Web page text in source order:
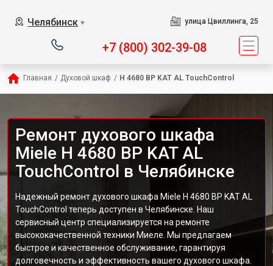
Челябинск ▼ улица Цвиллинга, 25
+7 (800) 302-39-08
Главная / Духовой шкаф / H 4680 BP KAT AL TouchControl
Ремонт духового шкафа
Miele H 4680 BP KAT AL
TouchControl в Челябинске
Надежный ремонт духового шкафа Miele H 4680 BP KAT AL
TouchControl теперь доступен в Челябинске. Наш
сервисный центр специализируется на ремонте
высококачественной техники Миеле. Мы предлагаем
быстрое и качественное обслуживание, гарантируя
долговечность и эффективность вашего духового шкафа.